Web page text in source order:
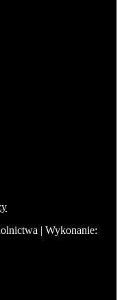
| Wykonanie: